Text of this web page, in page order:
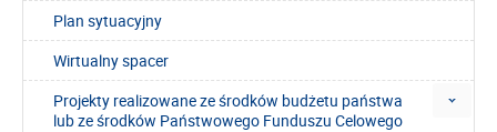
Plan sytuacyjny
Wirtualny spacer
Projekty realizowane ze środków budżetu państwa
lub ze środków Państwowego Funduszu Celowego